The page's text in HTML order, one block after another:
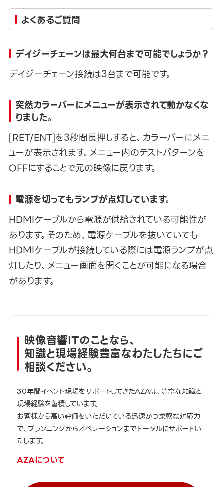
よくあるご質問
デイジーチェーンは最大何台まで可能でしょうか？
デイジーチェーン接続は3台まで可能です。
突然カラーバーにメニューが表示されて動かなくな
りました。
[RET/ENT]を3秒間長押しすると、カラーバーにメニ
ューが表示されます。メニュー内のテストパターンを
OFFにすることで元の映像に戻ります。
電源を切ってもランプが点灯しています。
HDMIケーブルから電源が供給されている可能性が
あります。そのため、電源ケーブルを抜いていても
HDMIケーブルが接続している際には電源ランプが点
灯したり、メニュー画面を開くことが可能になる場合
があります。
映像音響ITのことなら、
知識と現場経験豊富なわたしたちにご
相談ください。
30年間イベント現場をサポートしてきたAZAは、豊富な知識と
現場経験を蓄積しています。
お客様から高い評価をいただいている迅速かつ柔軟な対応力
で、プランニングからオペレーションまでトータルにサポートい
たします。
AZAについて